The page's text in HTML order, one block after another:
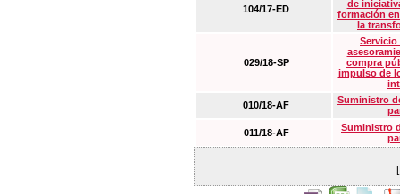
104/17-ED
de
formación
la
029/18-SP
Servicio
compra
impulso de
010/18-AF
Suministro
011/18-AF
Suministro